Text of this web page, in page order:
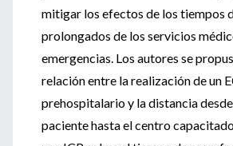
mitigar los efectos de los tiempos
prolongados de los servicios
emergencias. Los autores se
relación entre la realización de un
prehospitalario y la distancia
paciente hasta el centro